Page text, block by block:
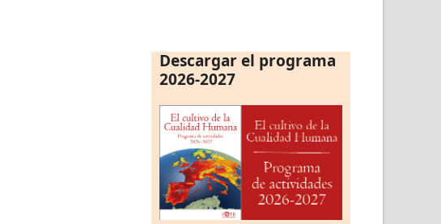
Descargar el programa
2026-2027